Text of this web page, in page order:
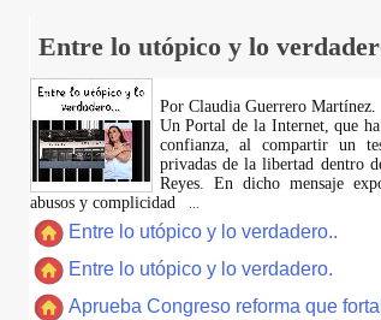
Entre lo utópico y lo
Por Claudia Guerrero Martínez.
​Un Portal de la Internet, que ha
confianza, al compartir un
privadas de la libertad dentro
Reyes. En dicho mensaje
abusos y complicidad
Entre lo utópico y lo verdadero..
Entre lo utópico y lo verdadero.
Aprueba Congreso reforma que